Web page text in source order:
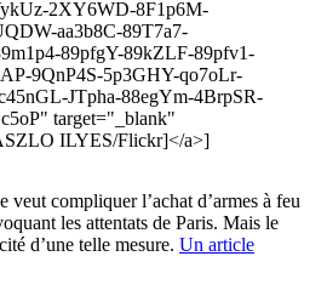
2XY6WD-8F1p6M-
aa3b8C-89T7a7-
89pfgY-89kZLF-89pfv1-
9QnP4S-5p3GHY-qo7oLr-
JTpha-88egYm-4BrpSR-
target="_blank"
ILYES/Flickr]</a>]
veut compliquer l’achat d’armes à feu
les attentats de Paris. Mais le
d’une telle mesure. Un article